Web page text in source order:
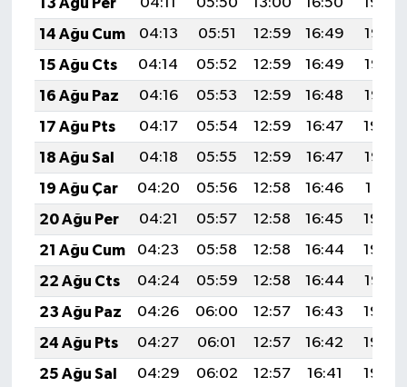
13 Ağu Per
04:11 05:50 13:00 16:50
19:59
14 Ağu Cum
04:13 05:51 12:59 16:49
19:58
15 Ağu Cts
04:14 05:52 12:59 16:49
19:57
16 Ağu Paz
04:16 05:53 12:59 16:48
19:55
17 Ağu Pts
04:17 05:54 12:59 16:47
19:54
18 Ağu Sal
04:18 05:55 12:59 16:47
19:52
19 Ağu Çar
04:20 05:56 12:58 16:46
19:51
20 Ağu Per
04:21 05:57 12:58 16:45
19:50
21 Ağu Cum
04:23 05:58 12:58 16:44
19:48
22 Ağu Cts
04:24 05:59 12:58 16:44
19:47
23 Ağu Paz
04:26 06:00 12:57 16:43
19:45
24 Ağu Pts
04:27 06:01 12:57 16:42
19:43
25 Ağu Sal
04:29 06:02 12:57 16:41 19:42